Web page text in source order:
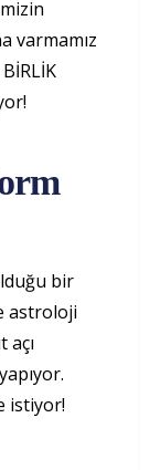
varmamız
bir
astroloji
açı
istiyor!